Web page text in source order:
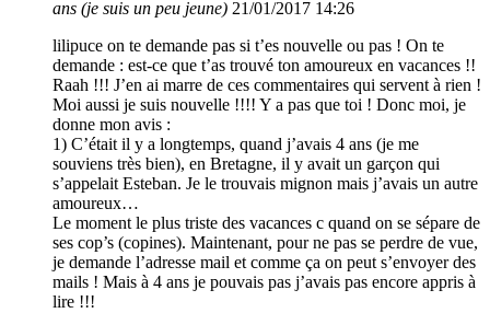
ans (je suis un peu jeune) 21/01/2017 14:26
lilipuce on te demande pas si t’es nouvelle ou pas ! On te
demande : est-ce que t’as trouvé ton amoureux en vacances !!
Raah !!! J’en ai marre de ces commentaires qui servent à rien !
Moi aussi je suis nouvelle !!!! Y a pas que toi ! Donc moi, je
donne mon avis :
1) C’était il y a longtemps, quand j’avais 4 ans (je me
souviens très bien), en Bretagne, il y avait un garçon qui
s’appelait Esteban. Je le trouvais mignon mais j’avais un autre
amoureux…
Le moment le plus triste des vacances c quand on se sépare de
ses cop’s (copines). Maintenant, pour ne pas se perdre de vue,
je demande l’adresse mail et comme ça on peut s’envoyer des
mails ! Mais à 4 ans je pouvais pas j’avais pas encore appris à
lire !!!